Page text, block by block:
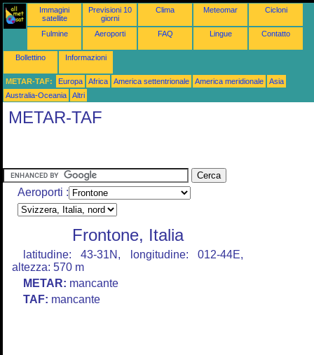
Immagini
satellite
Previsioni 10
giorni
Clima Meteomar Cicloni
Fulmine Aeroporti FAQ Lingue Contatto
Bollettino Informazioni
METAR-TAF: Europa Africa America settentrionale America meridionale
Asia
Australia-Oceania
Altri
METAR-TAF
Aeroporti :
Frontone, Italia
latitudine: 43-31N, longitudine: 012-44E,
altezza: 570 m
METAR: mancante
TAF: mancante